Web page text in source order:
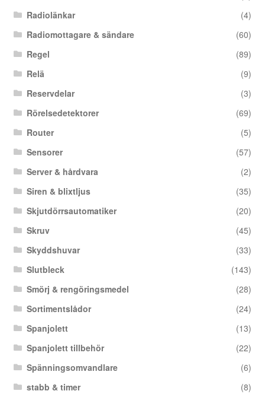
Radiolänkar
(4)
Radiomottagare & sändare
(60)
Regel
(89)
Relä
(9)
Reservdelar
(3)
Rörelsedetektorer
(69)
Router
(5)
Sensorer
(57)
Server & hårdvara
(2)
Siren & blixtljus
(35)
Skjutdörrsautomatiker
(20)
Skruv
(45)
Skyddshuvar
(33)
Slutbleck
(143)
Smörj & rengöringsmedel
(28)
Sortimentslådor
(24)
Spanjolett
(13)
Spanjolett tillbehör
(22)
Spänningsomvandlare
(6)
stabb & timer
(8)